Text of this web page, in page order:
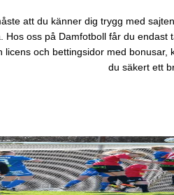
att du känner dig trygg med
Hos oss på Damfotboll får du
licens och bettingsidor med
du säkert ett